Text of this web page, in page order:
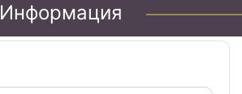
Информация